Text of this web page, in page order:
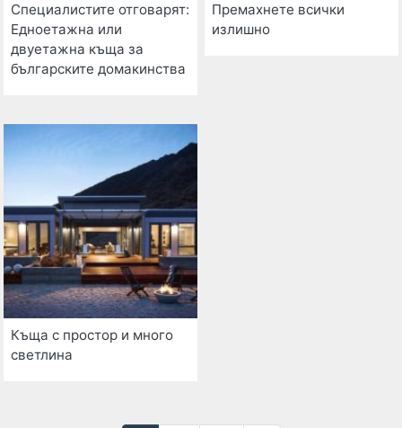
Специалистите отговарят:
Едноетажна или
двуетажна къща за
българските домакинства
Премахнете всички
излишно
Къща с простор и много
светлина